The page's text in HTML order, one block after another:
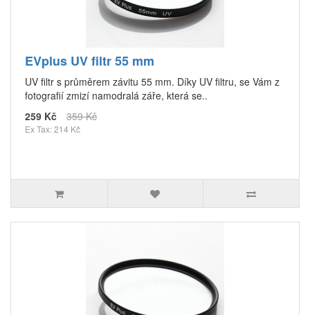
EVplus UV filtr 55 mm
UV filtr s průměrem závitu 55 mm. Díky UV filtru, se Vám z
fotografií zmizí namodralá záře, která se..
259 Kč
359 Kč
Ex Tax: 214 Kč